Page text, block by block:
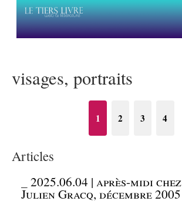
visages, portraits
1 2 3 4
Articles
_2025.06.04 | après-midi chez
Julien Gracq, décembre 2005